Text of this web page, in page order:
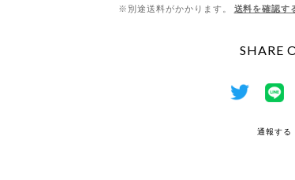
※別途送料がかかります。 送料を確認す
SHARE
通報する